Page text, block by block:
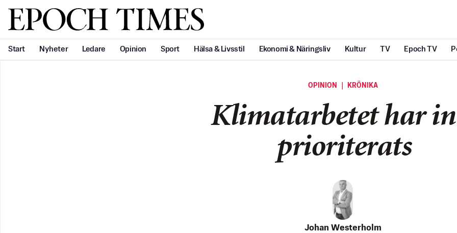
Svenska Epoch Times
Start Nyheter Ledare Opinion Sport Hälsa & Livsstil Ekonomi & Näringsliv Kultur TV Epoch TV
OPINION ｜ KRÖNIKA
Klimatarbetet har
prioriterats
Johan Westerholm